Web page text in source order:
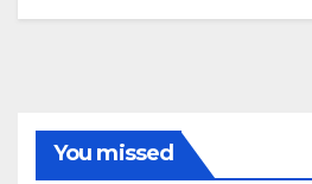
You missed